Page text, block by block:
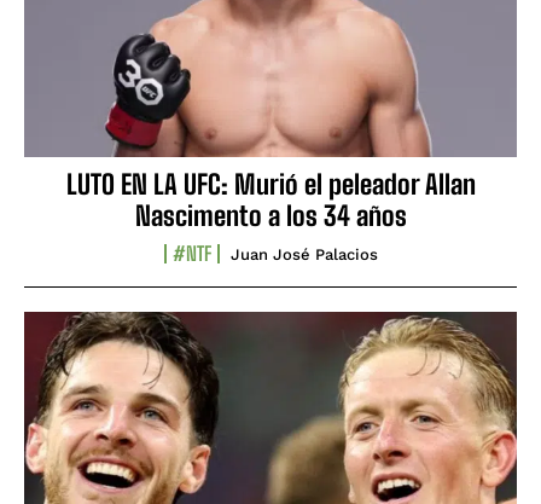
LUTO EN LA UFC: Murió el peleador Allan
Nascimento a los 34 años
#NTF Juan José Palacios